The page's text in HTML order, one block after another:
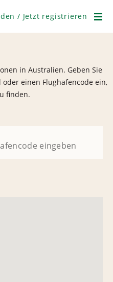
/ Jetzt registrieren
in Australien. Geben Sie
einen Flughafencode ein,
finden.